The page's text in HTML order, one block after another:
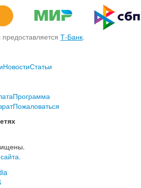
Т-Банк.
НовостиСтатьи
Программа
Пожаловаться